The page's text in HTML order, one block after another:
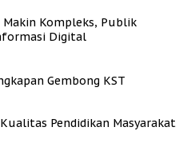
Kompleks, Publik
Digital
Gembong KST
Pendidikan Masyarakat